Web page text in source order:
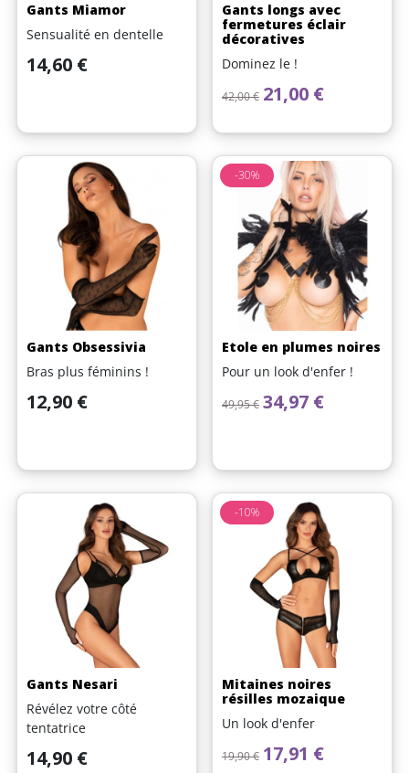
Gants Miamor
Sensualité en dentelle
Prix
14,60 €
Gants longs avec
fermetures éclair
décoratives
Dominez le !
Prix de base
42,00 € Prix
21,00 €
Gants Obsessivia
Bras plus féminins !
Prix
12,90 €
Etole en plumes noires
Pour un look d'enfer !
Prix de base
49,95 € Prix
34,97 €
-30%
Gants Nesari
Révélez votre côté
tentatrice
Prix
14,90 €
Mitaines noires
résilles mozaique
Un look d'enfer
Prix de base
19,90 € Prix
17,91 €
-10%